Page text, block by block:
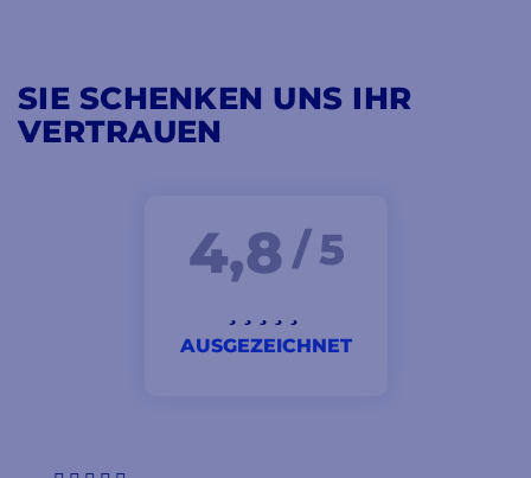
SIE SCHENKEN UNS IHR
VERTRAUEN
4,8 / 5
AUSGEZEICHNET